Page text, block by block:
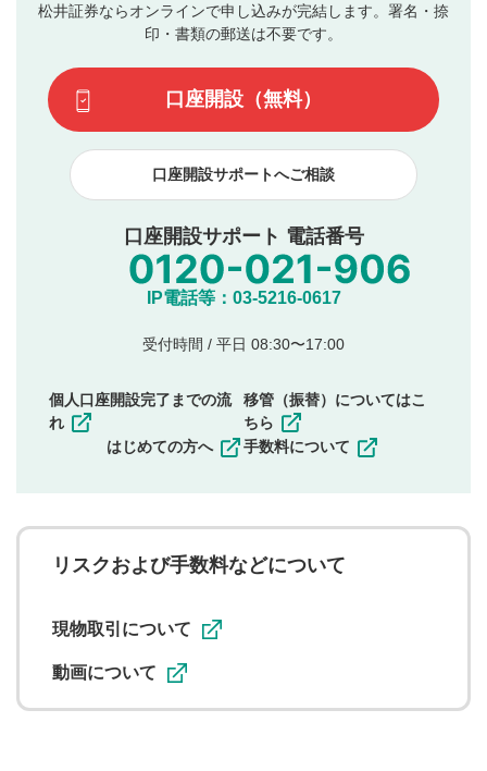
3
動画の評価
です）
評価およびコメントは当社にて審査のうえ、掲載となり
ます。掲載されるまでに日数がかかる場合や掲載されない
てはお答えできません。各動画コンテンツへの掲載をもっ
て結果のご連絡といたします。ご了承ください。
下記の項目に該当すると判断された投稿内容は、掲載を
見合わせる場合がございます。
本動画コンテンツとは無関係の内容の投稿
他者への誹謗中傷や差別的表現投稿
公序良俗に反する内容の投稿
氏名、住所、電話番号など個人を特定できる情報の
他のサイトへの誘導や営利目的、広告・宣伝を目
他者の権利（商標、著作権、その他の知的財産
その他当社が不適切と判断した投稿
一度投稿した評価およびコメントの変更・削除はできま
ことを承諾したものとします。また、利用者は、コメント
に関する著作者人格権を行使しないことに同意します。利
用者が投稿したコメントは、当社サービスの広告・宣伝、
ることがあります。
松井証券ならオンラインで申し込みが完結します。署名・捺
印・書類の郵送は不要です。
口座開設（無料）
口座開設サポートへご相談
口座開設サポート 電話番号
IP電話等：03-5216-0617
受付時間 / 平日 08:30〜17:00
個人口座開設完了までの流
れ
はじめての方へ
移管（振替）についてはこ
ちら
手数料について
リスクおよび手数料などについて
現物取引について
動画について